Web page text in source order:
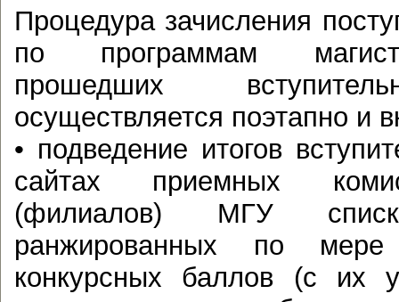
Процедура зачисления
по программам
прошедших
осуществляется поэтапно и
• подведение итогов
сайтах приемных
(филиалов) МГУ
ранжированных по
конкурсных баллов (с их